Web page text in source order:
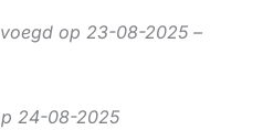
op 23-08-2025 –
24-08-2025